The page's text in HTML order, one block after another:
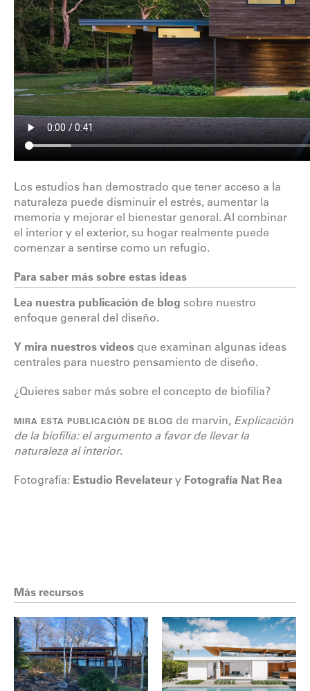
Los estudios han demostrado que tener acceso a la
naturaleza puede disminuir el estrés, aumentar la
memoria y mejorar el bienestar general. Al combinar
el interior y el exterior, su hogar realmente puede
comenzar a sentirse como un refugio.
Para saber más sobre estas ideas
Lea nuestra publicación de blog sobre nuestro
enfoque general del diseño.
Y mira nuestros videos que examinan algunas ideas
centrales para nuestro pensamiento de diseño.
¿Quieres saber más sobre el concepto de biofilia?
MIRA ESTA PUBLICACIÓN DE BLOG de marvin, Explicación
de la biofilia: el argumento a favor de llevar la
naturaleza al interior.
Fotografía: Estudio Revelateur y Fotografía Nat Rea
Más recursos